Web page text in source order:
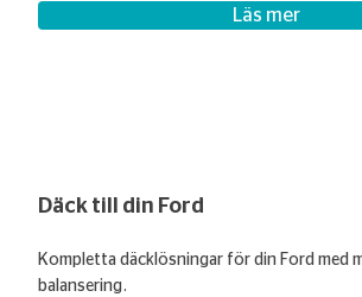
Läs mer
Däck till din Ford
Kompletta däcklösningar för din Ford med
balansering.